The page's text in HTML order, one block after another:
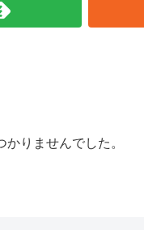
かりませんでした。